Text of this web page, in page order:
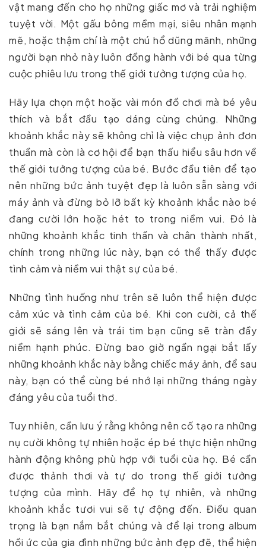
vật mang đến cho họ những giấc mơ và trải nghiệm
tuyệt vời. Một gấu bông mềm mại, siêu nhân mạnh
mẽ, hoặc thậm chí là một chú hổ dũng mãnh, những
người bạn nhỏ này luôn đồng hành với bé qua từng
cuộc phiêu lưu trong thế giới tưởng tượng của họ.
Hãy lựa chọn một hoặc vài món đồ chơi mà bé yêu
thích và bắt đầu tạo dáng cùng chúng. Những
khoảnh khắc này sẽ không chỉ là việc chụp ảnh đơn
thuần mà còn là cơ hội để bạn thấu hiểu sâu hơn về
thế giới tưởng tượng của bé. Bước đầu tiên để tạo
nên những bức ảnh tuyệt đẹp là luôn sẵn sàng với
máy ảnh và đừng bỏ lỡ bất kỳ khoảnh khắc nào bé
đang cười lớn hoặc hét to trong niềm vui. Đó là
những khoảnh khắc tinh thần và chân thành nhất,
chính trong những lúc này, bạn có thể thấy được
tình cảm và niềm vui thật sự của bé.
Những tình huống như trên sẽ luôn thể hiện được
cảm xúc và tình cảm của bé. Khi con cười, cả thế
giới sẽ sáng lên và trái tim bạn cũng sẽ tràn đầy
niềm hạnh phúc. Đừng bao giờ ngần ngại bắt lấy
những khoảnh khắc này bằng chiếc máy ảnh, để sau
này, bạn có thể cùng bé nhớ lại những tháng ngày
đáng yêu của tuổi thơ.
Tuy nhiên, cần lưu ý rằng không nên cố tạo ra những
nụ cười không tự nhiên hoặc ép bé thực hiện những
hành động không phù hợp với tuổi của họ. Bé cần
được thảnh thơi và tự do trong thế giới tưởng
tượng của mình. Hãy để họ tự nhiên, và những
khoảnh khắc tươi vui sẽ tự động đến. Điều quan
trọng là bạn nắm bắt chúng và để lại trong album
hồi ức của gia đình những bức ảnh đẹp đẽ, thể hiện